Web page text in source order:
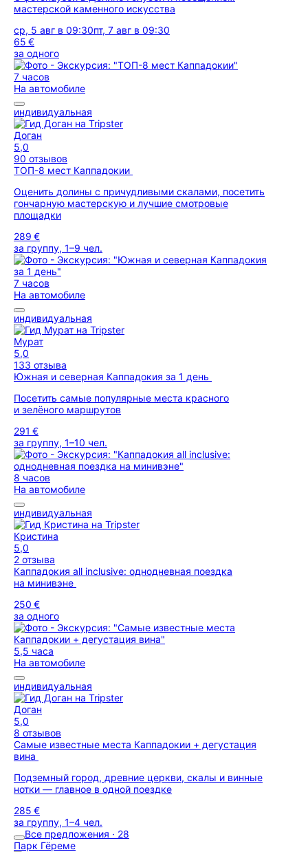
мастерской каменного искусства
ср, 5 авг в 09:30пт, 7 авг в 09:30
65 €
за одного
7 часов
На автомобиле
индивидуальная
Доган
5,0
90 отзывов
ТОП-8 мест Каппадокии
Оценить долины с причудливыми скалами, посетить
гончарную мастерскую и лучшие смотровые
площадки
289 €
за группу, 1–9 чел.
7 часов
На автомобиле
индивидуальная
Мурат
5,0
133 отзыва
Южная и северная Каппадокия за 1 день
Посетить самые популярные места красного
и зелёного маршрутов
291 €
за группу, 1–10 чел.
8 часов
На автомобиле
индивидуальная
Кристина
5,0
2 отзыва
Каппадокия all inclusive: однодневная поездка
на минивэне
250 €
за одного
5,5 часа
На автомобиле
индивидуальная
Доган
5,0
8 отзывов
Самые известные места Каппадокии + дегустация
вина
Подземный город, древние церкви, скалы и винные
нотки — главное в одной поездке
285 €
за группу, 1–4 чел.
Все предложения · 28
Парк Гёреме